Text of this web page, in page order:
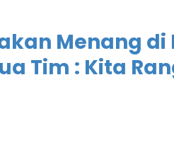
Menang di
Tim : Kita